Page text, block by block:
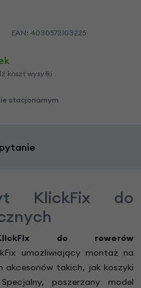
EAN: 4030572103225
koszt wysyłki
stacjonarnym
KlickFix do
do rowerów
umożliwiający montaż na
akcesoriów takich, jak koszyki
poszerzany model